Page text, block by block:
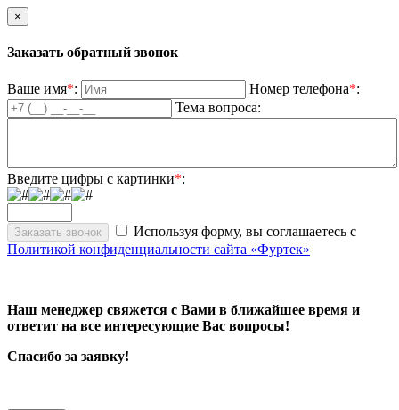
×
Заказать обратный звонок
Ваше имя*: Номер телефона*:
Тема вопроса:
Введите цифры с картинки*:
Используя форму, вы соглашаетесь с
Политикой конфиденциальности сайта «Фуртек»
Наш менеджер свяжется с Вами в ближайшее время и
ответит на все интересующие Вас вопросы!
Спасибо за заявку!